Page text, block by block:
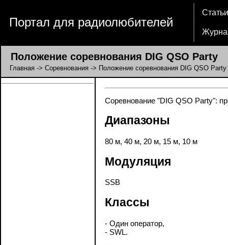
Портал для радиолюбителей
Статьи
Положение соревнования DIG QSO Party
Главная -> Соревнования -> Положение соревнования DIG QSO Party
Соревнование "DIG QSO Party":
Диапазоны
80 м, 40 м, 20 м, 15 м, 10 м
Модуляция
SSB
Классы
- Один оператор,
- SWL.